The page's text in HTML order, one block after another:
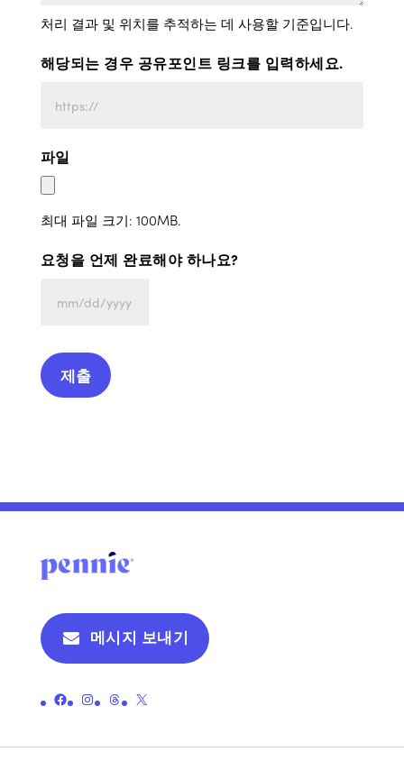
처리 결과 및 위치를 추적하는 데 사용할 기준입니다.
해당되는 경우 공유포인트 링크를 입력하세요.
파일
최대 파일 크기: 100MB.
요청을 언제 완료해야 하나요?
MM
래
시
YYYY
메시지 보내기
페니의 공식 페이스북 페이지 링크 페니의 공식 인스타그램 페이지 링크 페니의 공식 스레드 페이지로 연결되는 링크 페니의 공식 X(이전 트위터) 페이지로 연결되는 링크